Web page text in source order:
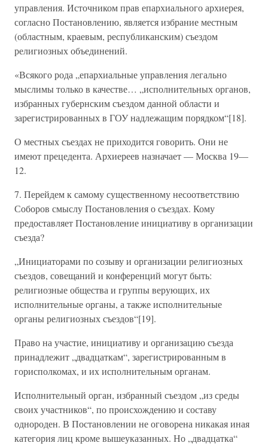
управления. Источником прав епархиального архиерея,
согласно Постановлению, является избрание местным
(областным, краевым, республиканским) съездом
религиозных объединений.
«Всякого рода „епархиальные управления легально
мыслимы только в качестве… „исполнительных органов,
избранных губернским съездом данной области и
зарегистрированных в ГОУ надлежащим порядком“[18].
О местных съездах не приходится говорить. Они не
имеют прецедента. Архиереев назначает — Москва 19—
12.
7. Перейдем к самому существенному несоответствию
Соборов смыслу Постановления о съездах. Кому
предоставляет Постановление инициативу в организации
съезда?
„Инициаторами по созыву и организации религиозных
съездов, совещаний и конференций могут быть:
религиозные общества и группы верующих, их
исполнительные органы, а также исполнительные
органы религиозных съездов“[19].
Право на участие, инициативу и организацию съезда
принадлежит „двадцаткам“, зарегистрированным в
горисполкомах, и их исполнительным органам.
Исполнительный орган, избранный съездом „из среды
своих участников“, по происхождению и составу
однороден. В Постановлении не оговорена никакая иная
категория лиц кроме вышеуказанных. Но „двадцатка“